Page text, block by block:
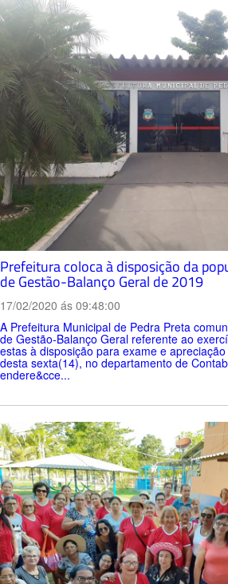
Prefeitura coloca à disposição da
de Gestão-Balanço Geral de 2019
17/02/2020 ás 09:48:00
A Prefeitura Municipal de Pedra Preta
de Gestão-Balanço Geral referente ao
estas à disposição para exame e
desta sexta(14), no departamento de
endere&cce...